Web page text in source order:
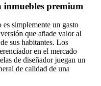
premium
es simplemente un gasto
que añade valor al
sus habitantes. Los
en el mercado
de diseñador juegan un
de calidad de una